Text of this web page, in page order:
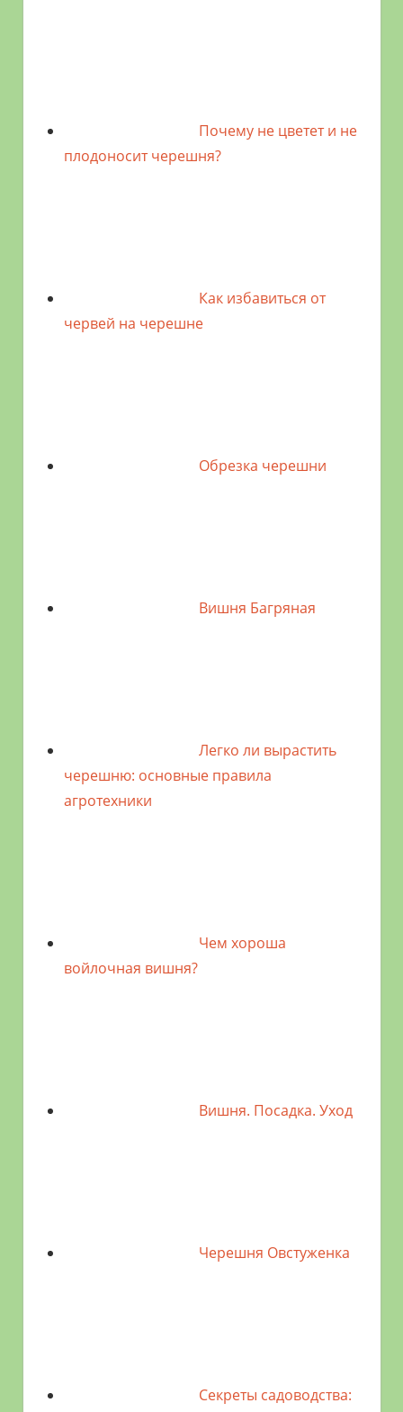
Почему не цветет и не
плодоносит черешня?
Как избавиться от
червей на черешне
Обрезка черешни
Вишня Багряная
Легко ли вырастить
черешню: основные правила
агротехники
Чем хороша
войлочная вишня?
Вишня. Посадка. Уход
Черешня Овстуженка
Секреты садоводства: